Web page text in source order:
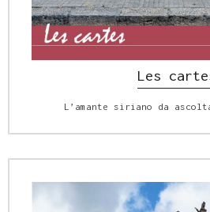
Les
L’amante siriano da